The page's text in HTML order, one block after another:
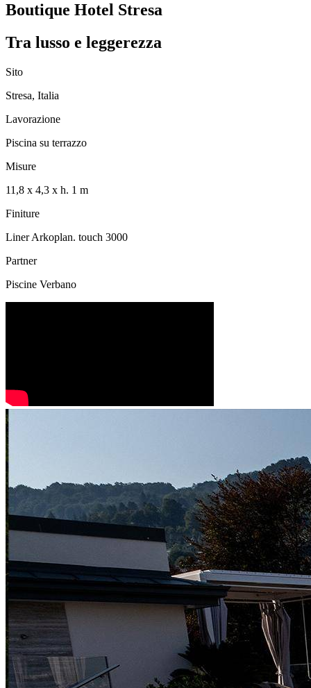
Boutique Hotel Stresa
Tra lusso e leggerezza
Sito
Stresa, Italia
Lavorazione
Piscina su terrazzo
Misure
11,8 x 4,3 x h. 1 m
Finiture
Liner Arkoplan. touch 3000
Partner
Piscine Verbano